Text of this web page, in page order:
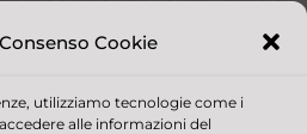
Cookie
utilizziamo tecnologie come i
alle informazioni del